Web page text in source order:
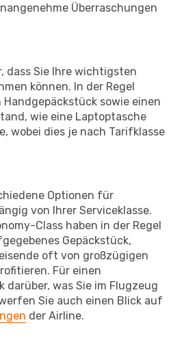
Überraschungen
dass Sie Ihre wichtigsten
können. In der Regel
sowie einen
wie eine Laptoptasche
wobei dies je nach Tarifklasse
Optionen für
von Ihrer Serviceklasse.
Class haben in der Regel
Gepäckstück,
oft von großzügigen
Für einen
darüber, was Sie im Flugzeug
Sie auch einen Blick auf
der Airline.